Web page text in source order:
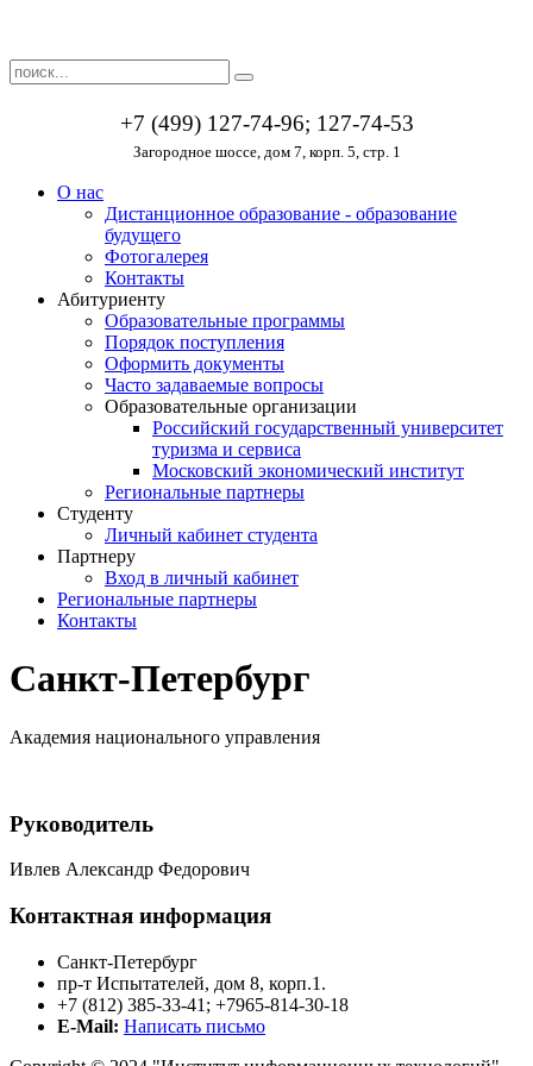
+7 (499) 127-74-96; 127-74-53
Загородное шоссе, дом 7, корп. 5, стр. 1
О нас
Дистанционное образование - образование
будущего
Фотогалерея
Контакты
Абитуриенту
Образовательные программы
Порядок поступления
Оформить документы
Часто задаваемые вопросы
Образовательные организации
Российский государственный университет
туризма и сервиса
Московский экономический институт
Региональные партнеры
Студенту
Личный кабинет студента
Партнеру
Вход в личный кабинет
Региональные партнеры
Контакты
Санкт-Петербург
Академия национального управления
Руководитель
Ивлев Александр Федорович
Контактная информация
Санкт-Петербург
пр-т Испытателей, дом 8, корп.1.
+7 (812) 385-33-41; +7965-814-30-18
E-Mail: Написать письмо